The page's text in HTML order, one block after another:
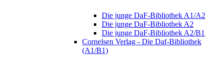
Die junge DaF-Bibliothek A1/A2
Die junge DaF-Bibliothek A2
Die junge DaF-Bibliothek A2/B1
Cornelsen Verlag - Die Daf-Bibliothek
(A1/B1)